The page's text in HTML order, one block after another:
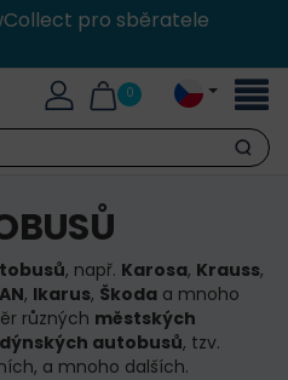
pro sběratele
0
Hledat
, např. Karosa, Krauss,
, Ikarus, Škoda a mnoho
různých městských
autobusů, tzv.
a mnoho dalších.